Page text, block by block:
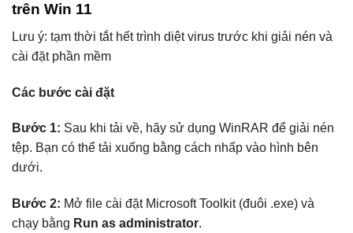
trên Win 11
Lưu ý: tạm thời tắt hết trình diệt virus trước khi giải nén và
cài đặt phần mềm
Các bước cài đặt
Bước 1: Sau khi tải về, hãy sử dụng WinRAR để giải nén
tệp. Bạn có thể tải xuống bằng cách nhấp vào hình bên
dưới.
Bước 2: Mở file cài đặt Microsoft Toolkit (đuôi .exe) và
chạy bằng Run as administrator.